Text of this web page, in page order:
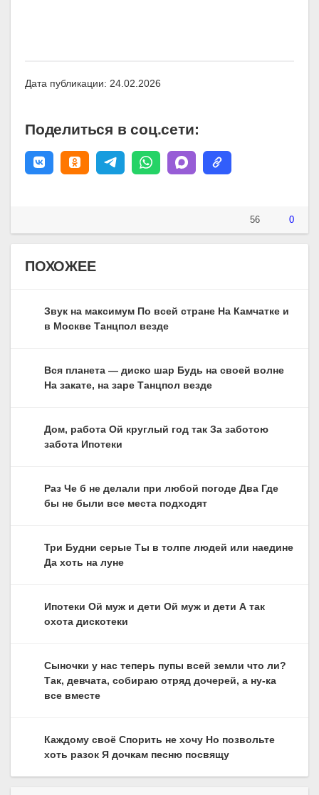
Дата публикации: 24.02.2026
Поделиться в соц.сети:
56 0
ПОХОЖЕЕ
Звук на максимум По всей стране На Камчатке и
в Москве Танцпол везде
Вся планета — диско шар Будь на своей волне
На закате, на заре Танцпол везде
Дом, работа Ой круглый год так За заботою
забота Ипотеки
Раз Че б не делали при любой погоде Два Где
бы не были все места подходят
Три Будни серые Ты в толпе людей или наедине
Да хоть на луне
Ипотеки Ой муж и дети Ой муж и дети А так
охота дискотеки
Сыночки у нас теперь пупы всей земли что ли?
Так, девчата, собираю отряд дочерей, а ну-ка
все вместе
Каждому своё Спорить не хочу Но позвольте
хоть разок Я дочкам песню посвящу